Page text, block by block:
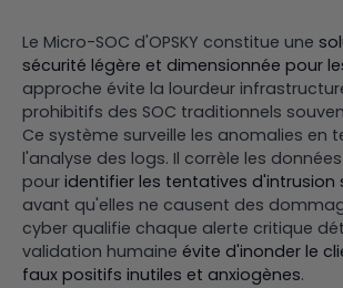
Le Micro-SOC d'OPSKY constitue une
sécurité légère et dimensionnée pour
approche évite la lourdeur
prohibitifs des SOC traditionnels
Ce système surveille les anomalies en
l'analyse des logs. Il corrèle les
pour identifier les tentatives d'intrusion
avant qu'elles ne causent des
cyber qualifie chaque alerte critique
validation humaine évite d'inonder le
faux positifs inutiles et anxiogènes.